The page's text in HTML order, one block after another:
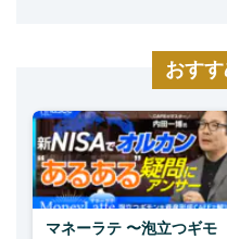
おす
マネーラテ 〜泡立つギモ